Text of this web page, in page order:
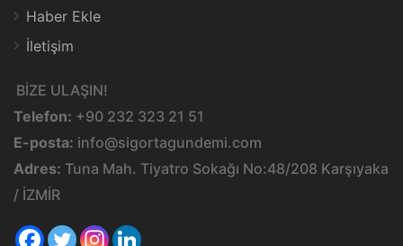
Haber Ekle
İletişim
BİZE ULAŞIN!
Telefon: +90 232 323 21 51
E-posta: info@sigortagundemi.com
Adres: Tuna Mah. Tiyatro Sokağı No:48/208 Karşıyaka
/ İZMİR